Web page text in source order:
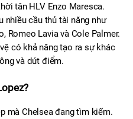
tân HLV Enzo Maresca.
nhiều cầu thủ tài năng như
Romeo Lavia và Cole Palmer.
có khả năng tạo ra sự khác
và dứt điểm.
mà Chelsea đang tìm kiếm.